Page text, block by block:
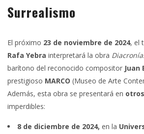
Surrealismo
El próximo 23 de noviembre de 2024, el
Rafa Yebra interpretará la obra
barítono del reconocido compositor Juan
prestigioso MARCO (Museo de Arte
Además, esta obra se presentará en
imperdibles:
8 de diciembre de 2024, en la